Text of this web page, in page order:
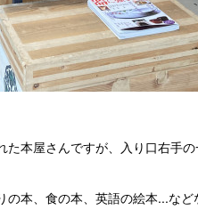
本屋さんですが、入り口右手
本、食の本、英語の絵本...な